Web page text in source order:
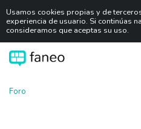
Usamos cookies propias y de
experiencia de usuario. Si continúas
consideramos que aceptas su uso.
Foro